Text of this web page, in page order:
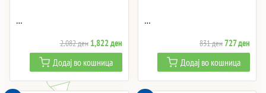
…
2,082ден Original
price
was:
2,082 ден.
1,822денCurrent
price
is:
1,822 ден.
Додај во кошница
…
831денOriginal
price
was:
831 ден.
727ден
price
is:
727
Додај во кошница